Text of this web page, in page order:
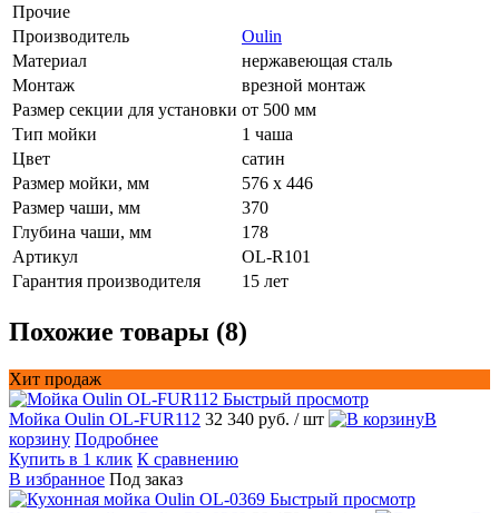
Прочие
Производитель
Oulin
Материал
нержавеющая сталь
Монтаж
врезной монтаж
Размер секции для установки от 500 мм
Тип мойки
1 чаша
Цвет
сатин
Размер мойки, мм
576 х 446
Размер чаши, мм
370
Глубина чаши, мм
178
Артикул
OL-R101
Гарантия производителя
15 лет
Похожие товары (8)
Хит продаж
Быстрый просмотр
Мойка Oulin OL-FUR112 32 340 руб. / шт
В
корзину Подробнее
Купить в 1 клик К сравнению
В избранное Под заказ
Быстрый просмотр